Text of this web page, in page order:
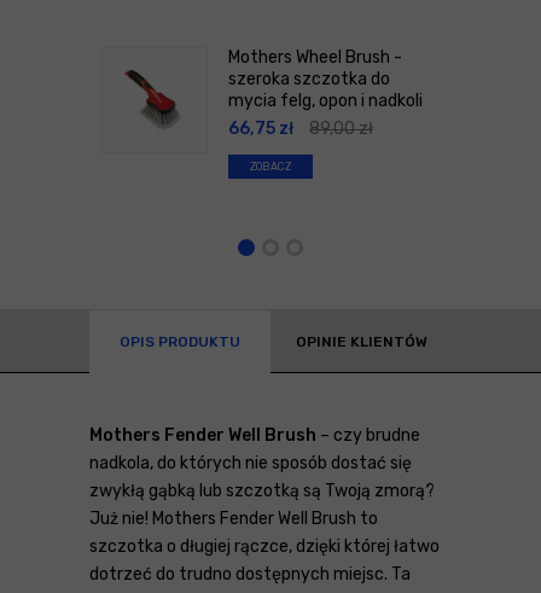
Mothers Wheel Brush -
szeroka szczotka do
mycia felg, opon i nadkoli
66,75 zł 89,00zł
ZOBACZ
OPIS PRODUKTU OPINIE KLIENTÓW
Mothers Fender Well Brush – czy brudne
nadkola, do których nie sposób dostać się
zwykłą gąbką lub szczotką są Twoją zmorą?
Już nie! Mothers Fender Well Brush to
szczotka o długiej rączce, dzięki której łatwo
dotrzeć do trudno dostępnych miejsc. Ta